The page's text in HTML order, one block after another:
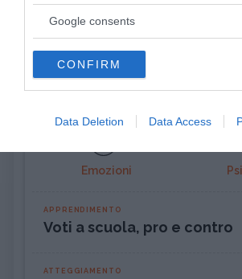
not limited to your visit or usage
use your data for below specified
consent section.
Google consents
CONFIRM
Data Deletion Data Access
Ultimi argomenti
Emozioni
APPRENDIMENTO
Voti a scuola, pro e contro
ATTEGGIAMENTO